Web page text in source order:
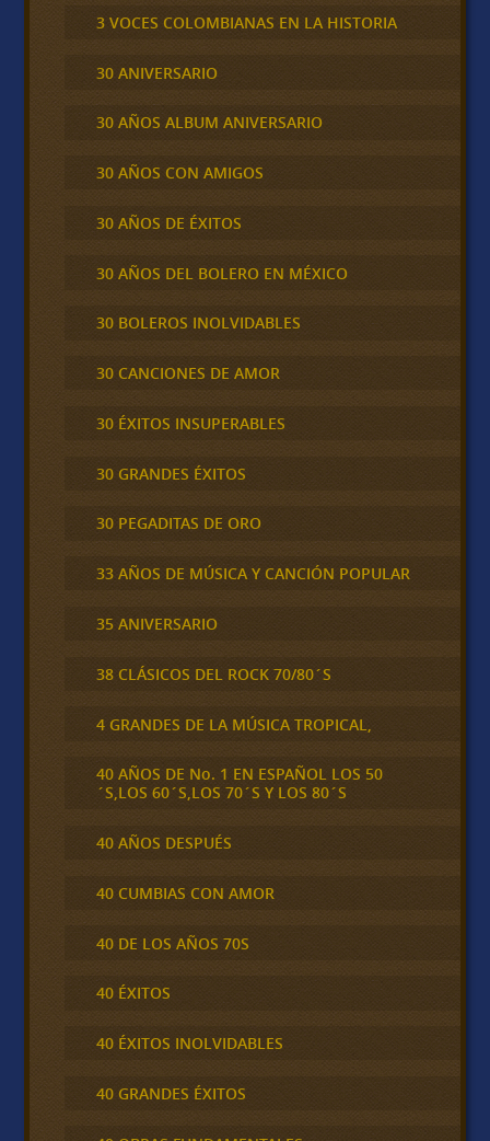
3 VOCES COLOMBIANAS EN LA HISTORIA
30 ANIVERSARIO
30 AÑOS ALBUM ANIVERSARIO
30 AÑOS CON AMIGOS
30 AÑOS DE ÉXITOS
30 AÑOS DEL BOLERO EN MÉXICO
30 BOLEROS INOLVIDABLES
30 CANCIONES DE AMOR
30 ÉXITOS INSUPERABLES
30 GRANDES ÉXITOS
30 PEGADITAS DE ORO
33 AÑOS DE MÚSICA Y CANCIÓN POPULAR
35 ANIVERSARIO
38 CLÁSICOS DEL ROCK 70/80´S
4 GRANDES DE LA MÚSICA TROPICAL,
40 AÑOS DE No. 1 EN ESPAÑOL LOS 50
´S,LOS 60´S,LOS 70´S Y LOS 80´S
40 AÑOS DESPUÉS
40 CUMBIAS CON AMOR
40 DE LOS AÑOS 70S
40 ÉXITOS
40 ÉXITOS INOLVIDABLES
40 GRANDES ÉXITOS